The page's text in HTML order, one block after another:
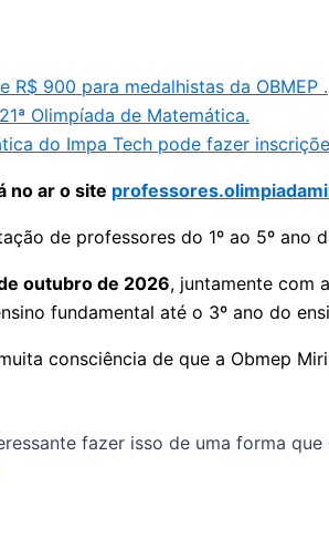
R$ 900 para medalhistas da OBMEP .
Olimpíada de Matemática.
do Impa Tech pode fazer
no ar o site
de professores do 1º ao 5º
outubro de 2026, juntamente com
fundamental até o 3º ano do
consciência de que a Obmep
fazer isso de uma forma